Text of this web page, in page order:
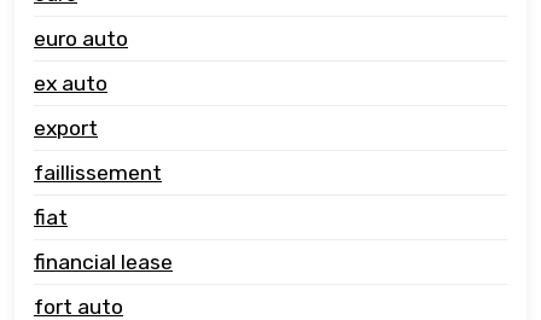
euro auto
ex auto
export
faillissement
fiat
financial lease
fort auto